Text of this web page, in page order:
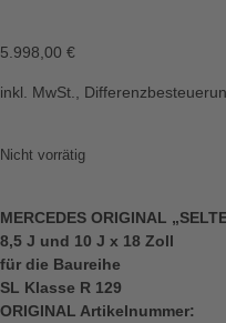
5.998,00 €
inkl. MwSt.,
Nicht vorrätig
MERCEDES ORIGINAL
8,5 J und 10 J x 18 Zoll
für die Baureihe
SL Klasse R 129
ORIGINAL Artikelnummer: